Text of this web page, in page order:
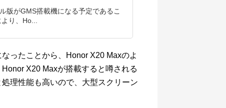
版がGMS搭載機になる予定であるこ
り、Ho...
ったことから、Honor X20 Maxのよ
X20 Maxが搭載すると噂される
理性能も高いので、大型スクリーン